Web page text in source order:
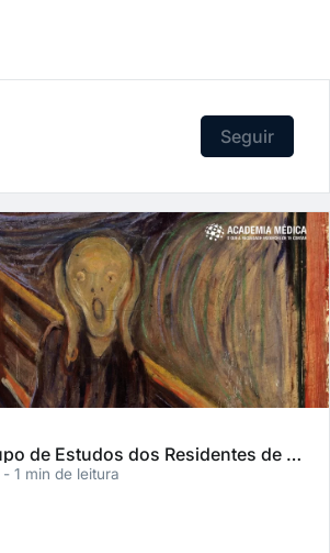
Seguir
GERP - Grupo de Estudos dos Residentes de Psiquiatria
- 1 min de leitura